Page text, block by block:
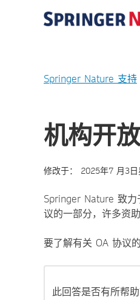
Springer Nature 支持
机构开
修改于： 2025年7 月3
Springer Nature 致
议的一部分，许多资
要了解有关 OA 协议
此回答是否有所帮助